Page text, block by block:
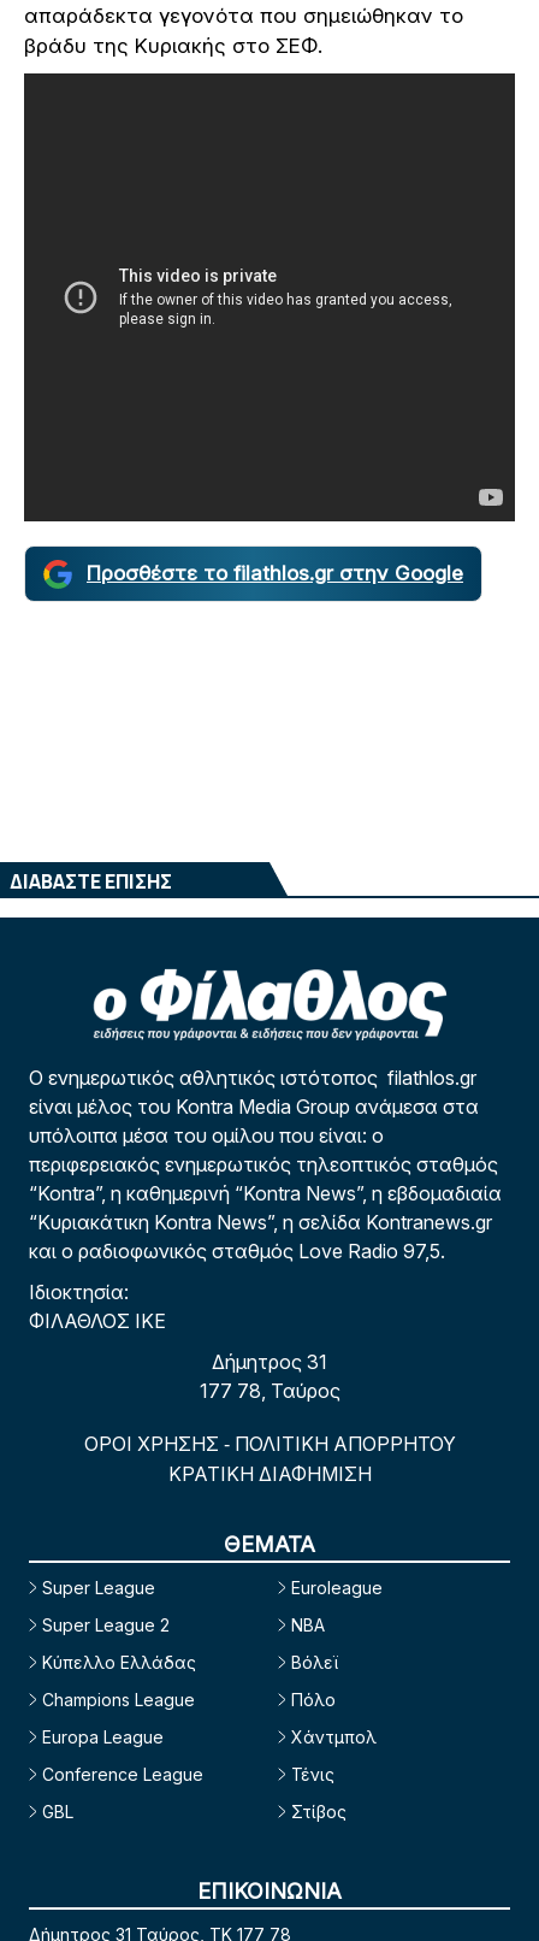
απαράδεκτα γεγονότα που σημειώθηκαν το
βράδυ της Κυριακής στο ΣΕΦ.
Προσθέστε το filathlos.gr στην Google
ΔΙΑΒΑΣΤΕ ΕΠΙΣΗΣ
Ο ενημερωτικός αθλητικός ιστότοπος filathlos.gr
είναι μέλος του Kontra Media Group ανάμεσα στα
υπόλοιπα μέσα του ομίλου που είναι: ο
περιφερειακός ενημερωτικός τηλεοπτικός σταθμός
“Kontra”, η καθημερινή “Kontra News”, η εβδομαδιαία
“Κυριακάτικη Kontra News”, η σελίδα Kontranews.gr
και ο ραδιοφωνικός σταθμός Love Radio 97,5.
Ιδιοκτησία:
ΦΙΛΑΘΛΟΣ ΙΚΕ
Δήμητρος 31
177 78, Ταύρος
ΟΡΟΙ ΧΡΗΣΗΣ - ΠΟΛΙΤΙΚΗ ΑΠΟΡΡΗΤΟΥ
ΚΡΑΤΙΚΗ ΔΙΑΦΗΜΙΣΗ
ΘΕΜΑΤΑ
Super League
Super League 2
Κύπελλο Ελλάδας
Champions League
Europa League
Conference League
GBL
Euroleague
NBA
Βόλεϊ
Πόλο
Χάντμπολ
Τένις
Στίβος
ΕΠΙΚΟΙΝΩΝΙΑ
Δήμητρος 31 Ταύρος, TK 177 78